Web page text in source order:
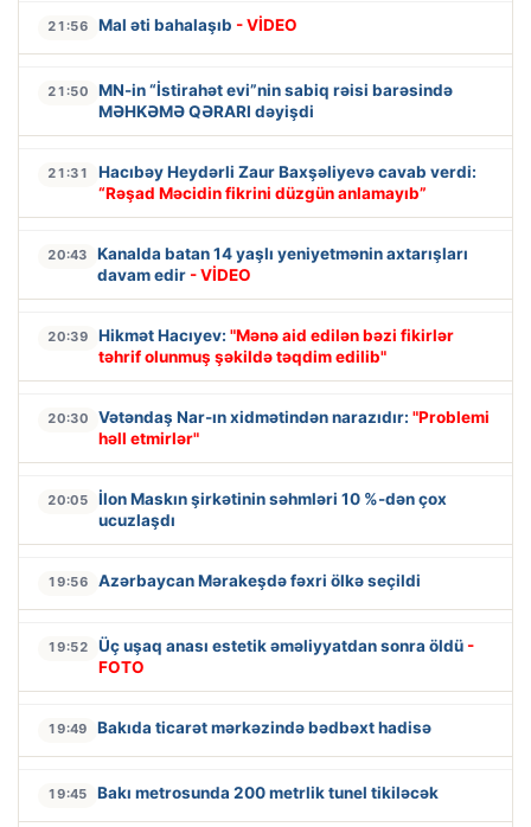
21:56 Mal əti bahalaşıb - VİDEO
21:50
MN-in “İstirahət evi”nin sabiq rəisi barəsində
MƏHKƏMƏ QƏRARI dəyişdi
21:31
Hacıbəy Heydərli Zaur Baxşəliyevə cavab verdi:
“Rəşad Məcidin fikrini düzgün anlamayıb”
20:43
Kanalda batan 14 yaşlı yeniyetmənin axtarışları
davam edir - VİDEO
20:39 Hikmət Hacıyev: "Mənə aid edilən bəzi fikirlər
təhrif olunmuş şəkildə təqdim edilib"
20:30 Vətəndaş Nar-ın xidmətindən narazıdır: "Problemi
həll etmirlər"
20:05
İlon Maskın şirkətinin səhmləri 10 %-dən çox
ucuzlaşdı
19:56 Azərbaycan Mərakeşdə fəxri ölkə seçildi
19:52 Üç uşaq anası estetik əməliyyatdan sonra öldü -
FOTO
19:49 Bakıda ticarət mərkəzində bədbəxt hadisə
19:45 Bakı metrosunda 200 metrlik tunel tikiləcək